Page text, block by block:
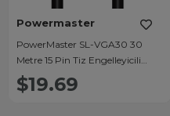
Powermaster
PowerMaster SL-VGA30 30
Metre 15 Pin Tiz Engelleyicili
Erkek-Erkek VGA Kablo
$19.69